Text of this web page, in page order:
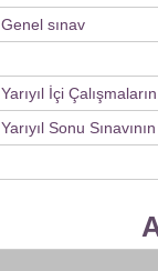
Genel sınav
Yarıyıl İçi
Yarıyıl Sonu